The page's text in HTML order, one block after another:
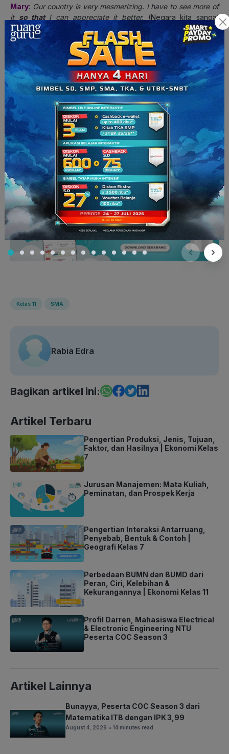
Mary: Our country is very mesmerizing. I have to see more of
it so that I can appreciate it better.
(Negara kita sangat
memukau. Saya harus melihat lebih banyak agar bisa
mengapresiasinya dengan lebih baik.)
Teacher What about meeting new people?
(Bagaimana
dengan bertemu orang baru?)
Mary : That is also very exciting. I got to hear their story
that I know every culture is different.(Itu juga menyenangkan.
Saya bisa mendengar cerita mereka sehingga saya tahu
bahwa setiap budaya itu berbeda-beda.)
Nah, percakapan di atas sudah cukup untuk dijadikan contoh,
bukan
? Kalau belum cukup paham dengan konjungsi, kamu
bisa tonton videoruangbelajar
dan rasakan sensasi
#BelajarJadiMudah!
Kelas 11 SMA
Rabia Edra
Bagikan artikel ini:
Artikel Terbaru
Pengertian Produksi, Jenis, Tujuan,
Faktor, dan Hasilnya | Ekonomi Kelas
7
Jurusan Manajemen: Mata Kuliah,
Peminatan, dan Prospek Kerja
Pengertian Interaksi Antarruang,
Penyebab, Bentuk & Contoh |
Geografi Kelas 7
Perbedaan BUMN dan BUMD dari
Peran, Ciri, Kelebihan &
Kekurangannya | Ekonomi Kelas 11
Profil Darren, Mahasiswa Electrical
& Electronic Engineering NTU
Peserta COC Season 3
Artikel Lainnya
Bunayya, Peserta COC Season 3 dari
Matematika ITB dengan IPK 3,99
August 4, 2026 • 14 minutes read